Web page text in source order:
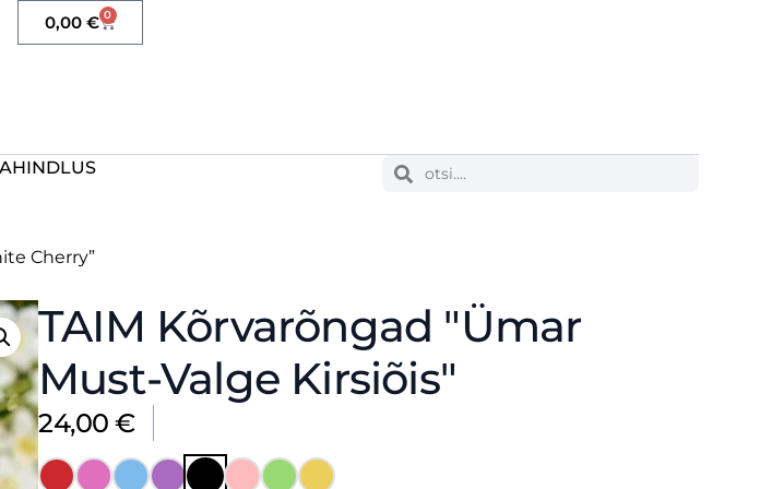
0,00 € 0
Cherry”
TAIM Kõrvarõngad "Ümar
Must-Valge Kirsiõis"
24,00€